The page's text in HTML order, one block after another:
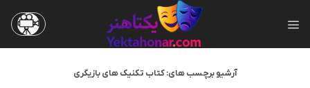
آرشیو برچسب های:کتاب تکنیک های بازیگری